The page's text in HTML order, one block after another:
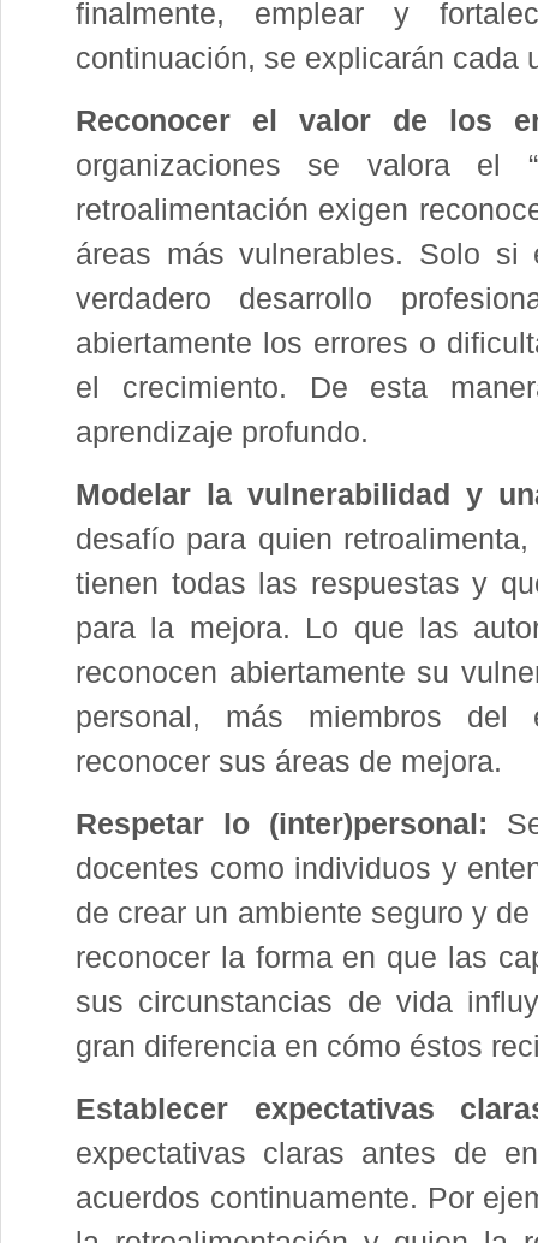
finalmente, emplear y
continuación, se explicarán cada
Reconocer el valor de los
organizaciones se valora el
retroalimentación exigen
áreas más vulnerables. Solo
verdadero desarrollo
abiertamente los errores o
el crecimiento. De esta
aprendizaje profundo.
Modelar la vulnerabilidad y
desafío para quien
tienen todas las respuestas y
para la mejora. Lo que las
reconocen abiertamente su
personal, más miembros del
reconocer sus áreas de mejora.
Respetar lo (inter)personal:
docentes como individuos y
de crear un ambiente seguro y
reconocer la forma en que las
sus circunstancias de vida
gran diferencia en cómo éstos
Establecer expectativas
expectativas claras antes de
acuerdos continuamente. Por